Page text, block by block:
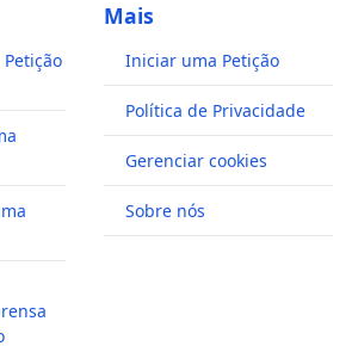
Mais
Iniciar uma Petição
Política de Privacidade
Gerenciar cookies
Sobre nós